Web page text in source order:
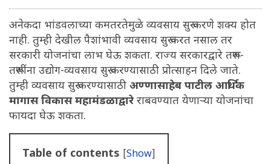
अनेकदा भांडवलाच्या कमतरतेमुळे व्यवसाय सुरू करणे शक्य होत
नाही. तुम्ही देखील पैशांभावी व्यवसाय सुरू करत नसाल तर
सरकारी योजनांचा लाभ घेऊ शकता. राज्य सरकारद्वारे तरूण-
तरूणींना उद्योग-व्यवसाय सुरू करण्यासाठी प्रोत्साहन दिले जाते.
तुम्ही व्यवसाय सुरू करण्यासाठी अण्णासाहेब पाटील आर्थिक
मागास विकास महामंडळाद्वारे राबवण्यात येणाऱ्या योजनांचा
फायदा घेऊ शकता.
Table of contents [Show]